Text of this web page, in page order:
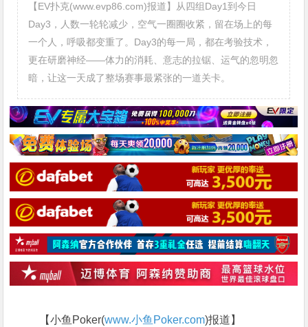
【EV扑克(www.evp86.com)报道】从四组Day1到今日
Day3，人数一轮轮减少，空气一圈圈收紧，留在场上的每
一个人，呼吸都变重了。Day3的每一局，都在考验技术，
更在研磨神经——体力的消耗、意志的拉锯、运气的忽明忽
暗，让这一天成了整场赛事最紧张的一道关卡。
【小鱼Poker(www.小鱼Poker.com)报道】